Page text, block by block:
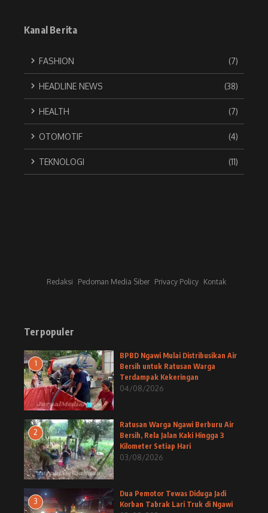
Kanal Berita
FASHION (7)
HEADLINE NEWS (38)
HEALTH (7)
OTOMOTIF (4)
TEKNOLOGI (11)
Redaksi Pedoman Media Siber Privacy Policy Kontak
Terpopuler
1
BPBD Ngawi Mulai Distribusikan Air
Bersih untuk Ratusan Warga
Terdampak Kekeringan
04/08/2026
2
Ratusan Warga Ngawi Berburu Air
Bersih, Rela Jalan Kaki Hingga 3
Kilometer Setiap Hari
03/08/2026
3
Dua Pemotor Tewas Diduga Jadi
Korban Tabrak Lari Truk di Ngawi